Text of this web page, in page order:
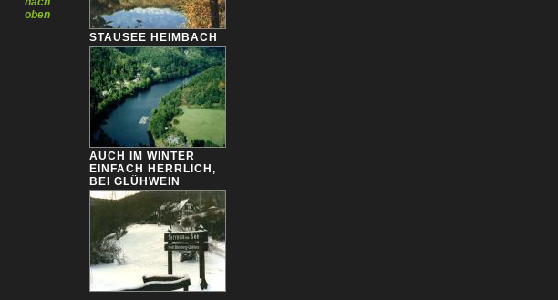
oben
STAUSEE HEIMBACH
AUCH IM WINTER
EINFACH HERRLICH,
BEI GLÜHWEIN